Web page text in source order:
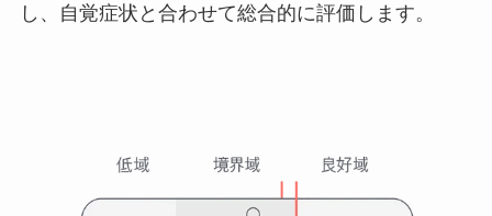
し、自覚症状と合わせて総合的に評価します。